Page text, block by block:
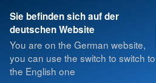
Sie befinden sich auf der
deutschen Website
You are on the German website,
you can use the switch to switch to
the English one